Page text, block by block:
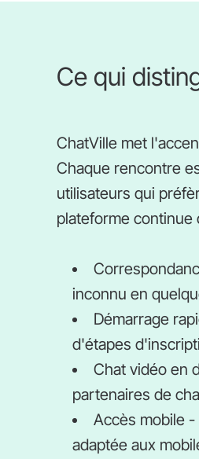
Ce qui
ChatVille met
Chaque rencontre
utilisateurs qui
plateforme continue
inconnu en
Démarrage
d'étapes
Chat vidéo en
partenaires de
Accès mobile
adaptée aux